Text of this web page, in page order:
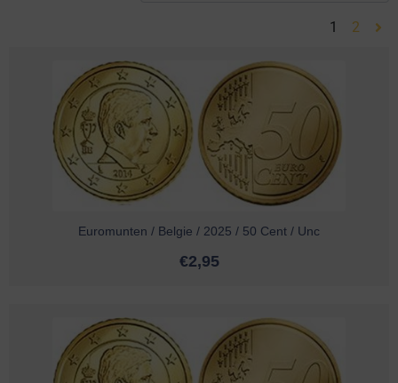
1 2
Euromunten / Belgie / 2025 / 50 Cent / Unc
€2,95